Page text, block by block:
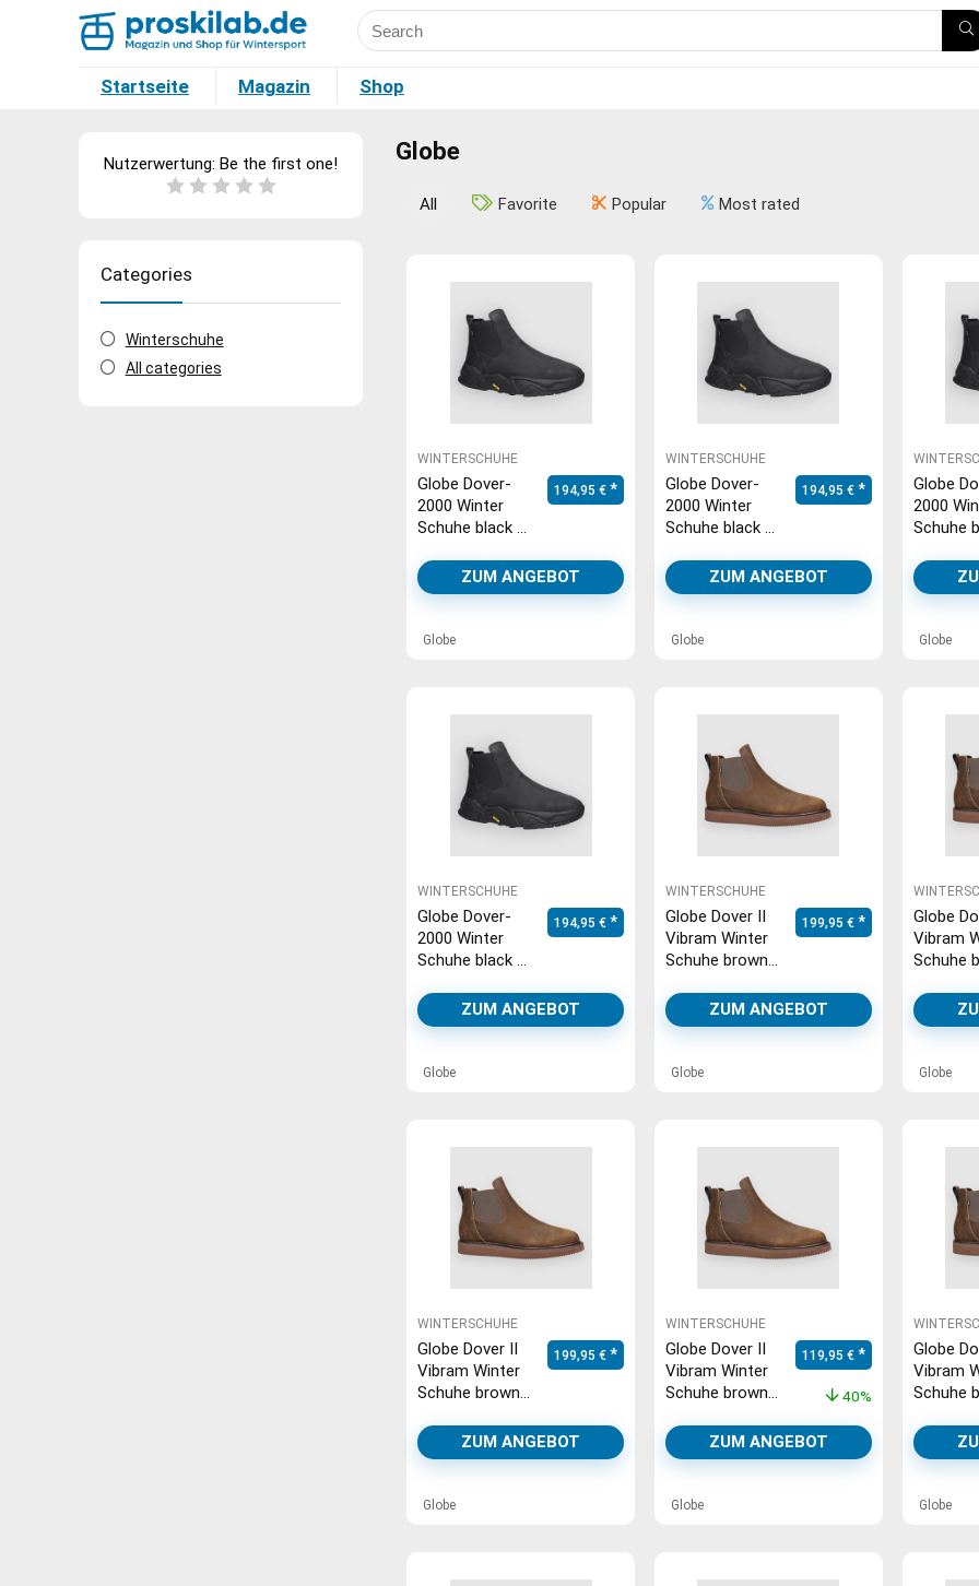
Startseite Magazin Shop
Globe
Nutzerwertung: Be the first one!
Categories
Winterschuhe
All categories
All Favorite Popular Most rated
WINTERSCHUHE
Globe Dover-
2000 Winter
Schuhe black /
194,95 €
ZUM ANGEBOT
Globe
WINTERSCHUHE
Globe Dover-
2000 Winter
Schuhe black /
194,95 €
ZUM ANGEBOT
Globe
Globe
2000
Schuhe
Globe
WINTERSCHUHE
Globe Dover-
2000 Winter
Schuhe black /
194,95 €
ZUM ANGEBOT
Globe
WINTERSCHUHE
Globe Dover II
Vibram Winter
Schuhe brown
199,95 €
ZUM ANGEBOT
Globe
Globe
Vibram
Schuhe
Globe
WINTERSCHUHE
Globe Dover II
Vibram Winter
Schuhe brown
199,95 €
ZUM ANGEBOT
Globe
WINTERSCHUHE
Globe Dover II
Vibram Winter
Schuhe brown
Ursprünglicher Preis war:
119,95 € Aktueller Preis ist:
40%
ZUM ANGEBOT
Globe
Globe
Vibram
Schuhe
Globe